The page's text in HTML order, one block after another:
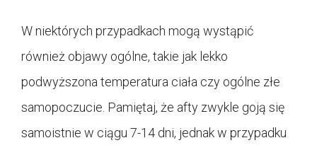
W niektórych przypadkach mogą wystąpić
również objawy ogólne, takie jak lekko
podwyższona temperatura ciała czy ogólne złe
samopoczucie. Pamiętaj, że afty zwykle goją się
samoistnie w ciągu 7-14 dni, jednak w przypadku